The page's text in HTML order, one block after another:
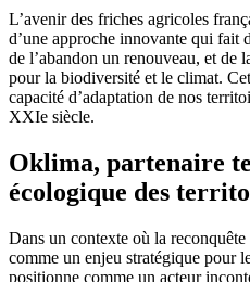
L’avenir des friches agricoles
d’une approche innovante qui fait
de l’abandon un renouveau, et de
pour la biodiversité et le climat.
capacité d’adaptation de nos
XXIe siècle.
Oklima, partenaire
écologique des
Dans un contexte où la
comme un enjeu stratégique pour
positionne comme un acteur